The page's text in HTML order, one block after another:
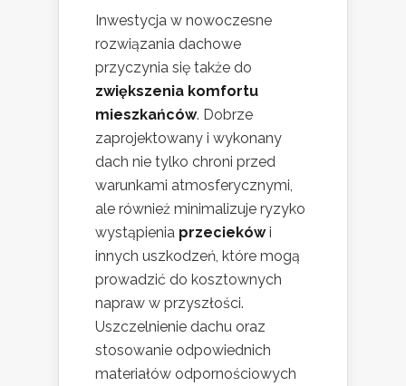
Inwestycja w nowoczesne
rozwiązania dachowe
przyczynia się także do
zwiększenia komfortu
mieszkańców. Dobrze
zaprojektowany i wykonany
dach nie tylko chroni przed
warunkami atmosferycznymi,
ale również minimalizuje ryzyko
wystąpienia przeciekówi
innych uszkodzeń, które mogą
prowadzić do kosztownych
napraw w przyszłości.
Uszczelnienie dachu oraz
stosowanie odpowiednich
materiałów odpornościowych